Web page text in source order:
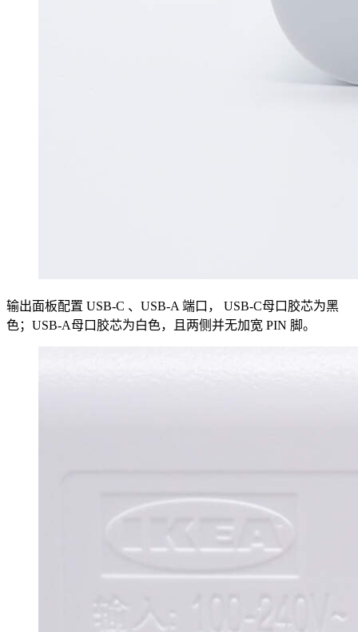
输出面板配置 USB-C 、USB-A 端口， USB-C母口胶芯为黑
色；USB-A母口胶芯为白色，且两侧并无加宽 PIN 脚。